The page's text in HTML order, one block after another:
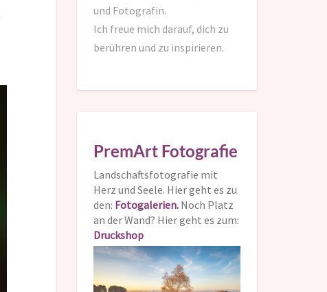
und Fotografin.
Ich freue mich darauf, dich zu
berühren und zu inspirieren.
PremArt Fotografie
Landschaftsfotografie mit
Herz und Seele. Hier geht es zu
den: Fotogalerien.Noch Platz
an der Wand? Hier geht es zum:
Druckshop